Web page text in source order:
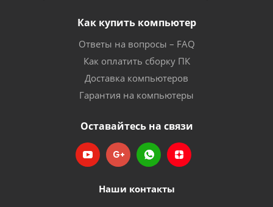
Как купить компьютер
Ответы на вопросы – FAQ
Как оплатить сборку ПК
Доставка компьютеров
Гарантия на компьютеры
Оставайтесь на связи
Наши контакты